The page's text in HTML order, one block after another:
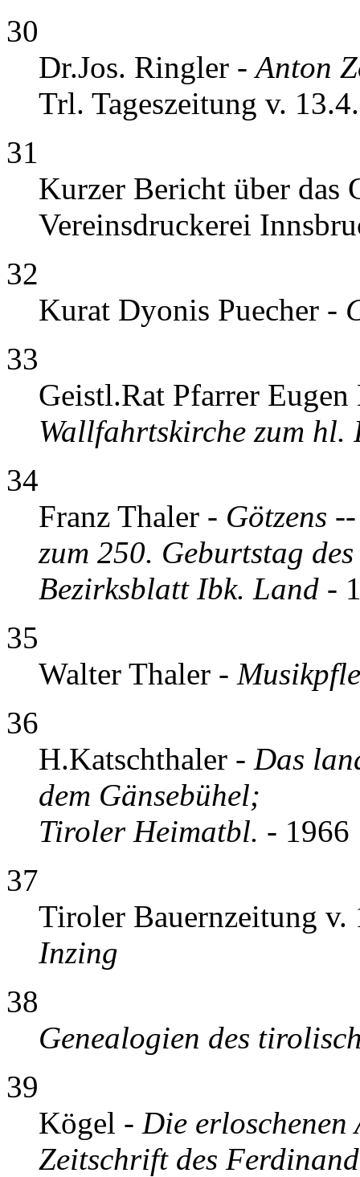
30
Dr.Jos. Ringler -Anton
Trl. Tageszeitung v.
31
Kurzer Bericht über
Vereinsdruckerei
32
Kurat Dyonis Puecher -
33
Geistl.Rat Pfarrer
Wallfahrtskirche zum hl.
34
Franz Thaler - Götzens
zum 250. Geburtstag
Bezirksblatt Ibk. Land -
35
Walter Thaler -
36
H.Katschthaler - Das
dem Gänsebühel;
Tiroler Heimatbl. - 1966
37
Tiroler Bauernzeitung
Inzing
38
Genealogien des
39
Kögel - Die erloschenen
Zeitschrift des